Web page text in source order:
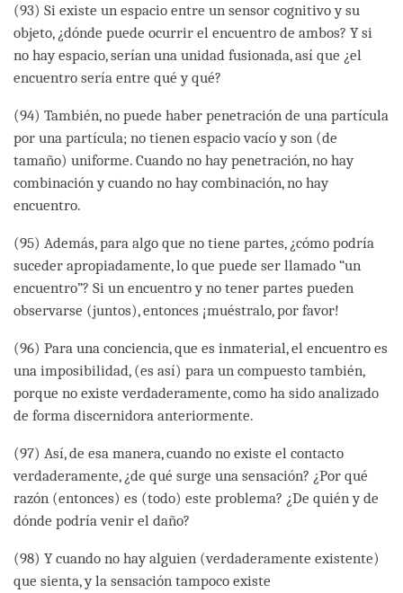
(93) Si existe un espacio entre un sensor cognitivo y su
objeto, ¿dónde puede ocurrir el encuentro de ambos? Y si
no hay espacio, serían una unidad fusionada, así que ¿el
encuentro sería entre qué y qué?
(94) También, no puede haber penetración de una partícula
por una partícula; no tienen espacio vacío y son (de
tamaño) uniforme. Cuando no hay penetración, no hay
combinación y cuando no hay combinación, no hay
encuentro.
(95) Además, para algo que no tiene partes, ¿cómo podría
suceder apropiadamente, lo que puede ser llamado “un
encuentro”? Si un encuentro y no tener partes pueden
observarse (juntos), entonces ¡muéstralo, por favor!
(96) Para una conciencia, que es inmaterial, el encuentro es
una imposibilidad, (es así) para un compuesto también,
porque no existe verdaderamente, como ha sido analizado
de forma discernidora anteriormente.
(97) Así, de esa manera, cuando no existe el contacto
verdaderamente, ¿de qué surge una sensación? ¿Por qué
razón (entonces) es (todo) este problema? ¿De quién y de
dónde podría venir el daño?
(98) Y cuando no hay alguien (verdaderamente existente)
que sienta, y la sensación tampoco existe